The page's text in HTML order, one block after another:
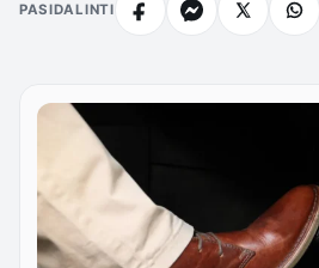
PASIDALINTI